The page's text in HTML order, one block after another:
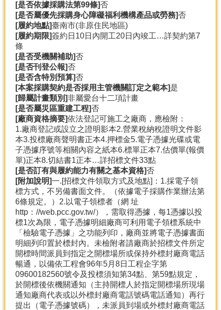
[是否依據採購法第99條]否
[是否屬優先採購身心障礙福利機構產品或勞務]否
[履約地點]臺南市(非原住民地區)
[履約期限]簽約日10日內開工20日內竣工…詳契約第7
條
[是否受機關補助]否
[是否刊登公報]否
[是否含特別預算]否
[本案採購契約是否採用主管機關訂定之範本]是
[歸屬計畫類別]非屬愛台十二項計畫
[是否屬災區重建工程]否
[廠商資格摘要]依法登記可施工之廠商，應檢附：
1.廠商登記或設立之證明影本2.營業稅納稅證明文件影
本3.投標廠商聲明書正本4.押標金5.電子憑據光碟或電
子憑據序號等相關內容之紙本6.標單正本7.估價單(報價
單)正本8.切結書1正本…詳招標文件33點
[是否訂有與履約能力有關之基本資格]否
[附加說明]一.[招標文件領取方式及地點]：1.採電子領
標方式，不另備書面文件。（依據電子採購作業辦法第
6條規定。）2.以電子領標者（網 址
http：//web.pcc.gov.tw/），需取得憑據，每1憑據以投
標1次為限，電子憑據明細廠商可利用電子領標系統中
「檢驗電子憑據」之功能列印，廠商並將電子憑據書面
明細列印置於標封內。未檢附者請廠商於招標文件所定
開標時間派員到指定之開標場所或保持外標封廠商電話
暢通，以備依工程會96年5月8日工程企字第
09600182560號令及投標須知第34點、第59點規定，
於開標後依機關通知（主持開標人於指定開標場所現場
通知廠商代表或以外標封廠商電話號碼電話通知）再行
提出（電子憑據號碼），未派員到場或外標封廠商電話